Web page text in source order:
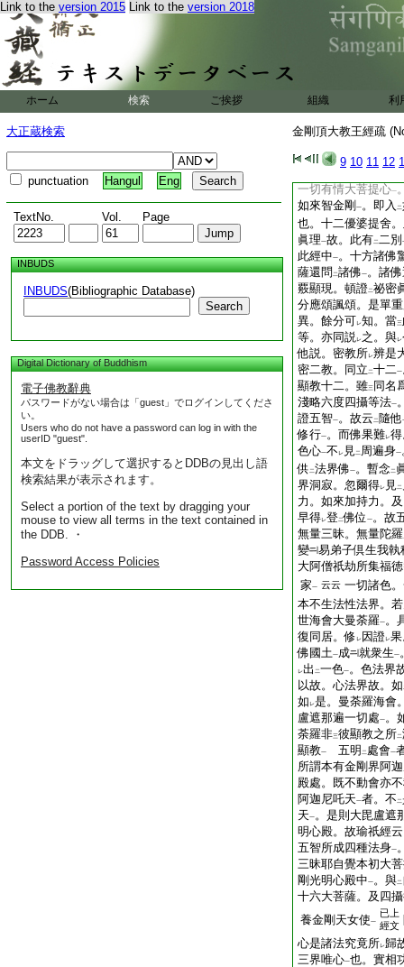
Link to the version 2015 Link to the version 2018
ホーム 検索 ご挨拶 組織 利
大正蔵検索
punctuation Hangul Eng
TextNo. Vol. Page
INBUDS
INBUDS(Bibliographic Database)
Search
Digital Dictionary of Buddhism
電子佛教辭典
パスワードがない場合は「guest」でログインしてくださ
い。
Users who do not have a password can log in with the
userID "guest".
本文をドラッグして選択するとDDBの見出し語
検索結果が表示されます。
Select a portion of the text by dragging your
mouse to view all terms in the text contained in
the DDB. ・
Password Access Policies
金剛頂大教王經疏
9 10 11 12
悉地果一故。既是内
十一阿浮陀達摩。
諸衆共不共徳
。復有 住
禪定解脱地等
大曼荼羅
。纔入
況餘悉地類。是即
數如來身。從 一一
於二 彼佛刹 一 還説 二此
一切有情大菩提心一
如來智金剛 一。即入 二
也。十二優婆提舍
眞理一故。此有二二別
此經中一。十方諸佛
薩還問 二諸佛一。諸
覈顯現。頓證二祕密
分應頌諷頌。是單
異。餘分可レ知。當三
等。亦同説レ之。與レ
他説。密教所レ辨是
密二教。同立 二十二一
顯教十二。雖三 同名
淺略六度四攝等法一
證五智一。故云 二 隨他
修行一。而佛果難レ
色心一不 レ 見二 周遍身一
供 二法界佛一。暫念二
界洞寂。忽爾得レ 見二
力。如來加持力。
早得レ登二佛位 一。故
無量三昧。無量陀
變
易弟子倶生我執
大阿僧祇劫所集福
家一 云云 一切諸色
本不生法性法界。
世海會大曼荼羅一。
復同居。修 レ 因證レ
佛國土一成 就衆生一
レ出 二一色一。色法界
以故。心法界故。如
如 レ是。曼荼羅海會
盧遮那遍一切處一。
荼羅非三彼顯教之所二
顯教一 五明 二 處會一
所謂本有金剛界阿
殿處。既不動會亦
阿迦尼吒天一者。不 二
天一。是則大毘盧遮
明心殿。故瑜祇經
五智所成四種法身一
三昧耶自覺本初大
剛光明心殿中一。與二
十六大菩薩。及四
養金剛天女使一
已上
經文
心是諸法究竟所レ歸
三界唯心一也。實相